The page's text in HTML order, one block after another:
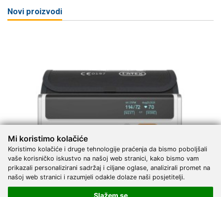
Mi koristimo kolačiće
Koristimo kolačiće i druge tehnologije praćenja da bismo poboljšali
vaše korisničko iskustvo na našoj web stranici, kako bismo vam
prikazali personalizirani sadržaj i ciljane oglase, analizirali promet na
našoj web stranici i razumjeli odakle dolaze naši posjetitelji.
Slažem se
Novi proizvodi